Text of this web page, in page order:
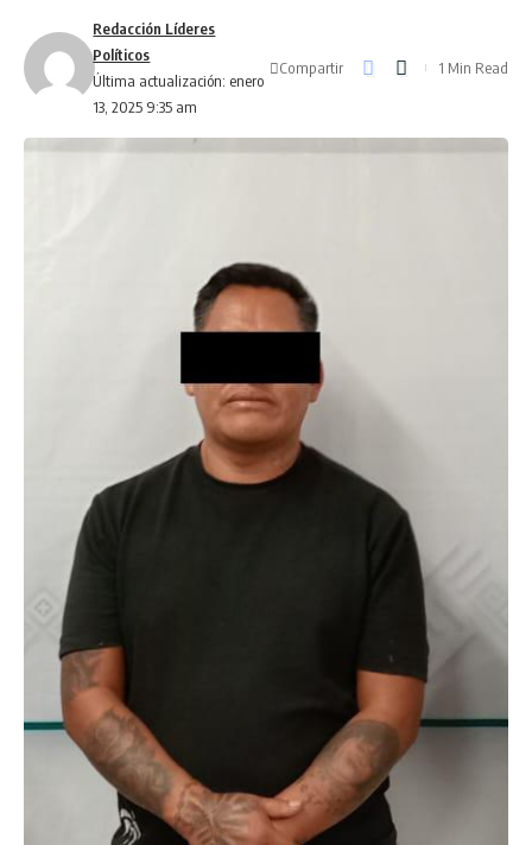
Última actualización: enero
13, 2025 9:35 am
Redacción Líderes
Políticos
Compartir 1 Min Read